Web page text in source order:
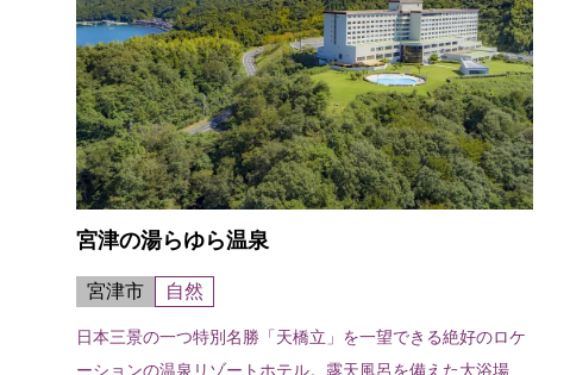
宮津の湯らゆら温泉
宮津市 自然
日本三景の一つ特別名勝「天橋立」を一望できる絶好のロケ
ーションの温泉リゾートホテル。露天風呂を備えた大浴場で